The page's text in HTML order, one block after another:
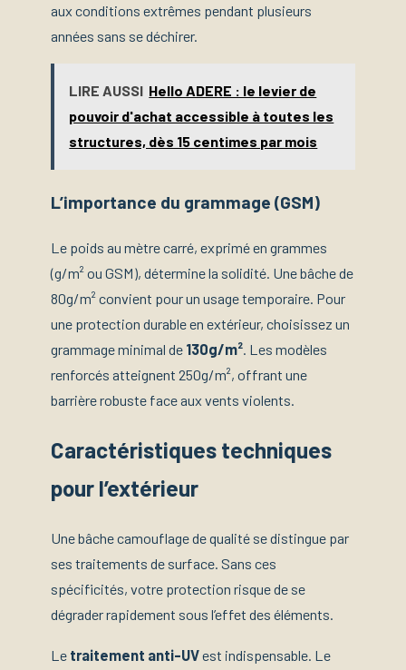
aux conditions extrêmes pendant plusieurs
années sans se déchirer.
LIRE AUSSI Hello ADERE : le levier de
pouvoir d'achat accessible à toutes les
structures, dès 15 centimes par mois
L’importance du grammage (GSM)
Le poids au mètre carré, exprimé en grammes
(g/m² ou GSM), détermine la solidité. Une bâche de
80g/m² convient pour un usage temporaire. Pour
une protection durable en extérieur, choisissez un
grammage minimal de 130g/m². Les modèles
renforcés atteignent 250g/m², offrant une
barrière robuste face aux vents violents.
Caractéristiques techniques
pour l’extérieur
Une bâche camouflage de qualité se distingue par
ses traitements de surface. Sans ces
spécificités, votre protection risque de se
dégrader rapidement sous l’effet des éléments.
Le traitement anti-UVest indispensable. Le